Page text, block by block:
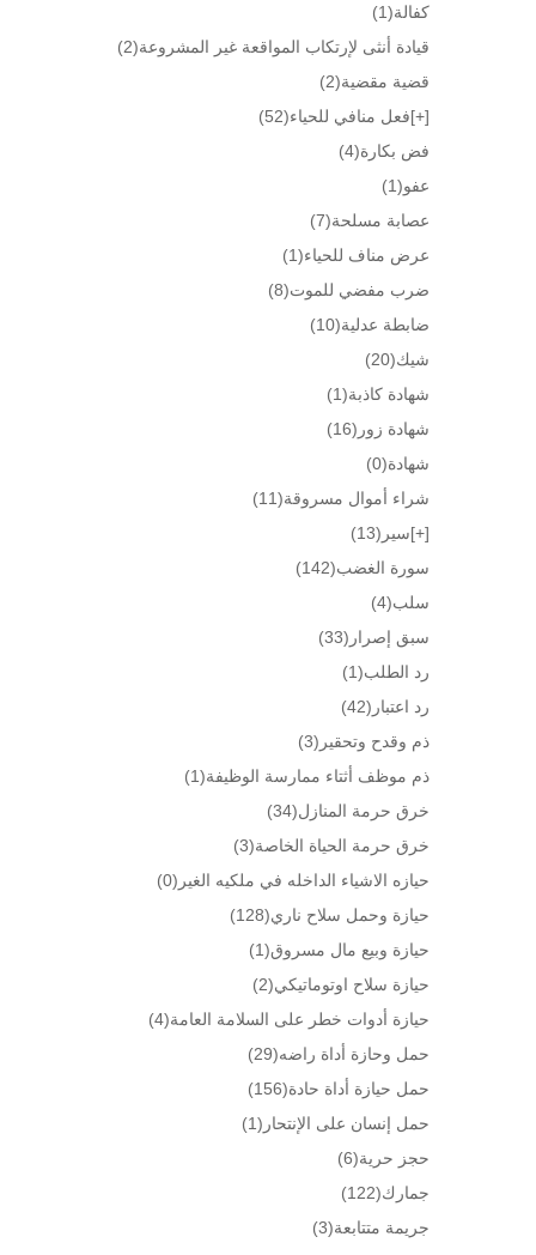
كفالة(1)
قيادة أنثى لإرتكاب المواقعة غير المشروعة(2)
قضية مقضية(2)
[+]فعل منافي للحياء(52)
فض بكارة(4)
عفو(1)
عصابة مسلحة(7)
عرض مناف للحياء(1)
ضرب مفضي للموت(8)
ضابطة عدلية(10)
شيك(20)
شهادة كاذبة(1)
شهادة زور (16)
شهادة(0)
شراء أموال مسروقة(11)
[+]سير (13)
سورة الغضب(142)
سلب(4)
سبق إصرار (33)
رد الطلب(1)
رد اعتبار (42)
ذم وقدح وتحقير (3)
ذم موظف أثتاء ممارسة الوظيفة(1)
خرق حرمة المنازل(34)
خرق حرمة الحياة الخاصة(3)
حيازه الاشياء الداخله في ملكيه الغير (0)
حيازة وحمل سلاح ناري(128)
حيازة وبيع مال مسروق(1)
حيازة سلاح اوتوماتيكي(2)
حيازة أدوات خطر على السلامة العامة(4)
حمل وحازة أداة راضه(29)
حمل حيازة أداة حادة(156)
حمل إنسان على الإنتحار (1)
حجز حرية(6)
جمارك(122)
جريمة متتابعة(3)